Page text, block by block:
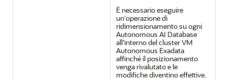
È necessario eseguire
un'operazione di
ridimensionamento su ogni
Autonomous AI Database
all'interno del cluster VM
Autonomous Exadata
affinché il posizionamento
venga rivalutato e le
modifiche diventino effettive.